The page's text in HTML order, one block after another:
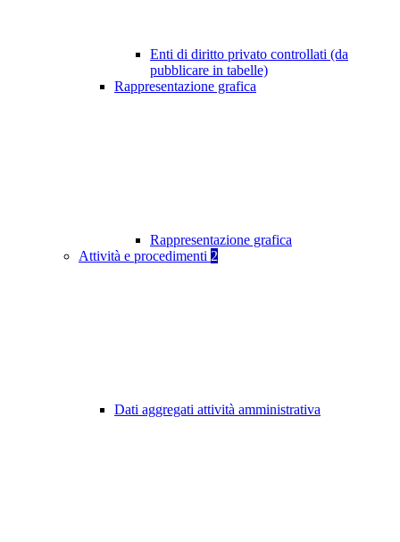
Enti di diritto privato controllati (da
pubblicare in tabelle)
Rappresentazione grafica
Rappresentazione grafica
Attività e procedimenti 2
Dati aggregati attività amministrativa